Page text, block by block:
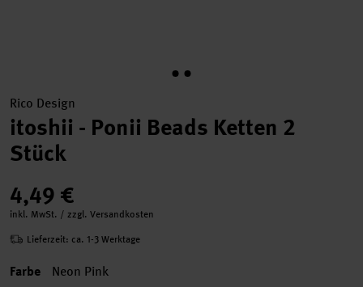
Rico Design
itoshii - Ponii Beads Ketten 2
Stück
4,49 €
inkl. MwSt. / zzgl. Versandkosten
Lieferzeit: ca. 1-3 Werktage
Farbe Neon Pink